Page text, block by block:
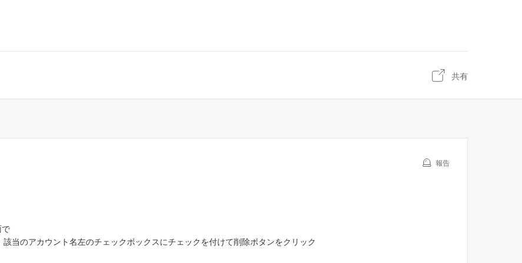
共有
報告
で
当のアカウント名左のチェックボックスにチェックを付けて削除ボタンをクリック